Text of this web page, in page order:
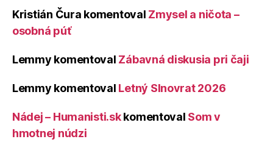
Kristián Čura komentoval Zmysel a ničota –
osobná púť
Lemmy komentoval Zábavná diskusia pri čaji
Lemmy komentoval Letný Slnovrat 2026
Nádej – Humanisti.skkomentoval Som v
hmotnej núdzi